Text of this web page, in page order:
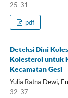
25-31
pdf
Deteksi Dini
Kolesterol untuk
Kecamatan Gesi
Yulia Ratna Dewi,
32-37